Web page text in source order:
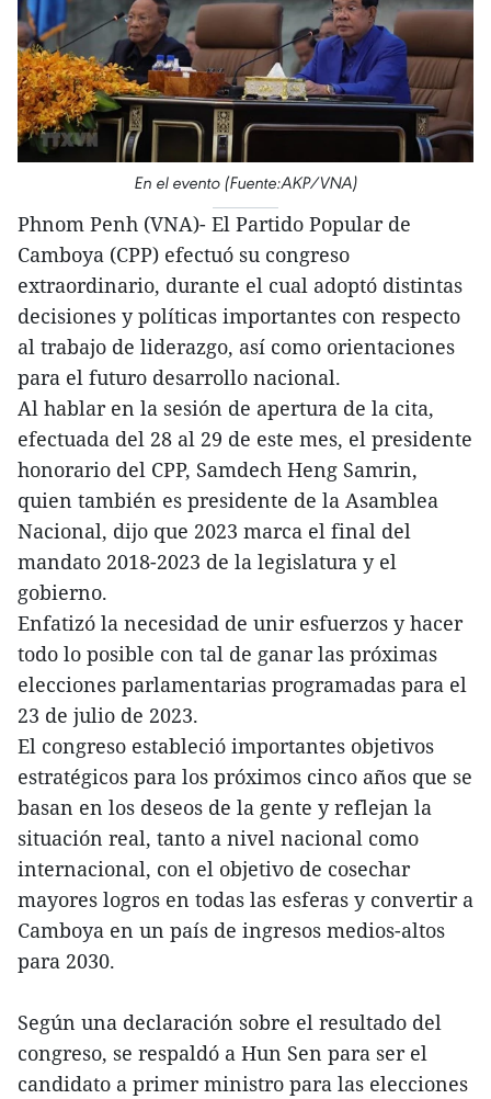
En el evento (Fuente:AKP/VNA)
Phnom Penh (VNA)- El Partido Popular de
Camboya (CPP) efectuó su congreso
extraordinario, durante el cual adoptó distintas
decisiones y políticas importantes con respecto
al trabajo de liderazgo, así como orientaciones
para el futuro desarrollo nacional.
Al hablar en la sesión de apertura de la cita,
efectuada del 28 al 29 de este mes, el presidente
honorario del CPP, Samdech Heng Samrin,
quien también es presidente de la Asamblea
Nacional, dijo que 2023 marca el final del
mandato 2018-2023 de la legislatura y el
gobierno.
Enfatizó la necesidad de unir esfuerzos y hacer
todo lo posible con tal de ganar las próximas
elecciones parlamentarias programadas para el
23 de julio de 2023.
El congreso estableció importantes objetivos
estratégicos para los próximos cinco años que se
basan en los deseos de la gente y reflejan la
situación real, tanto a nivel nacional como
internacional, con el objetivo de cosechar
mayores logros en todas las esferas y convertir a
Camboya en un país de ingresos medios-altos
para 2030.
Según una declaración sobre el resultado del
congreso, se respaldó a Hun Sen para ser el
candidato a primer ministro para las elecciones